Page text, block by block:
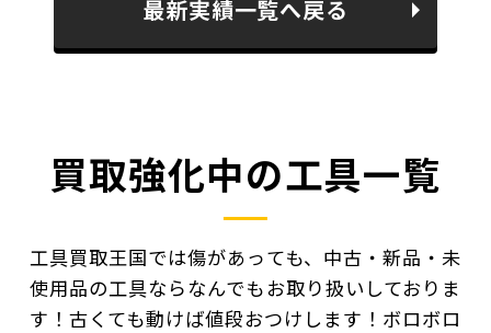
最新実績一覧へ戻る
買取強化中の工具一覧
工具買取王国では傷があっても、中古・新品・未
使用品の工具ならなんでもお取り扱いしておりま
す！ 古くても動けば値段おつけします！ボロボロ